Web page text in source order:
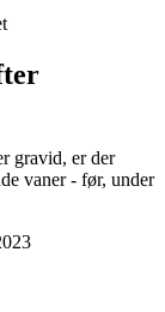
gravid, er der
vaner - før, under